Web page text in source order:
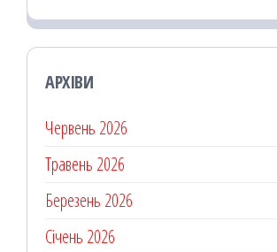
АРХІВИ
Червень 2026
Травень 2026
Березень 2026
Січень 2026